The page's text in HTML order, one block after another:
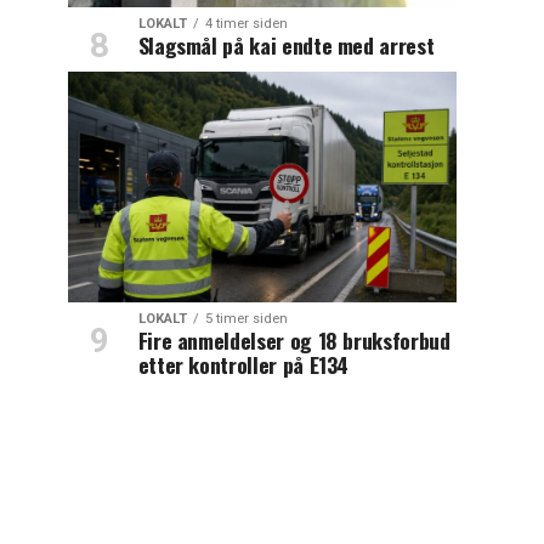
LOKALT 4 timer siden
Slagsmål på kai endte med arrest
LOKALT 5 timer siden
Fire anmeldelser og 18 bruksforbud
etter kontroller på E134